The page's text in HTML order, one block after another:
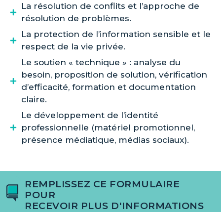
La résolution de conflits et l’approche de
résolution de problèmes.
La protection de l’information sensible et le
respect de la vie privée.
Le soutien « technique » : analyse du
besoin, proposition de solution, vérification
d’efficacité, formation et documentation
claire.
Le développement de l’identité
professionnelle (matériel promotionnel,
présence médiatique, médias sociaux).
REMPLISSEZ CE FORMULAIRE
POUR
RECEVOIR PLUS D'INFORMATIONS